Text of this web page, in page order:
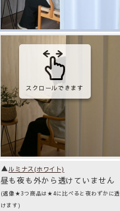
▲ルミナス(ホワイト)
昼も夜も外から透けていません
(遮像★3つ商品は★4に比べると夜わずかに透
けます)
スクロールできます